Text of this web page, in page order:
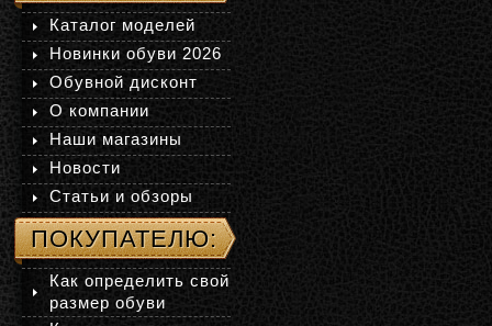
Каталог моделей
Новинки обуви 2026
Обувной дисконт
О компании
Наши магазины
Новости
Статьи и обзоры
ПОКУПАТЕЛЮ:
Как определить свой
размер обуви